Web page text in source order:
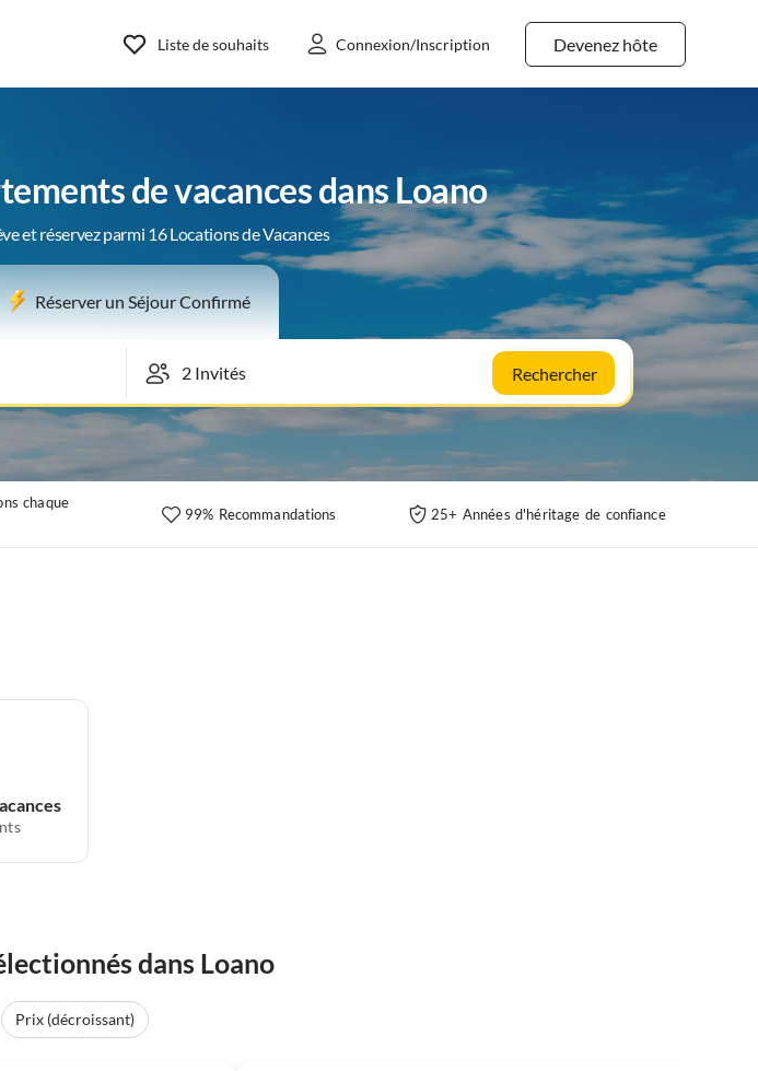
Devenez hôte
Liste de souhaits Connexion/Inscription
de vacances dans Loano
et réservez parmi 16 Locations de Vacances
Réserver un Séjour Confirmé
Rechercher
chaque
99% Recommandations 25+ Années d'héritage de confiance
dans Loano
Prix (décroissant)